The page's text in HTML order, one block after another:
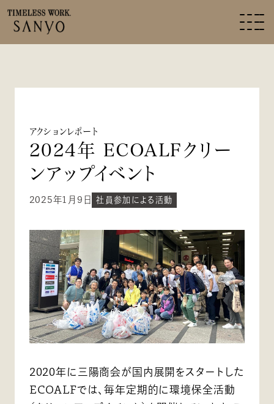
アクションレポート
2024年 ECOALFクリー
ンアップイベント
2025年1月9日 社員参加による活動
2020年に三陽商会が国内展開をスタートした
ECOALFでは、毎年定期的に環境保全活動